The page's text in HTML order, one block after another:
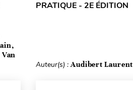
PRATIQUE - 2E ÉDITION
Auteur(s) :Audibert Laurent